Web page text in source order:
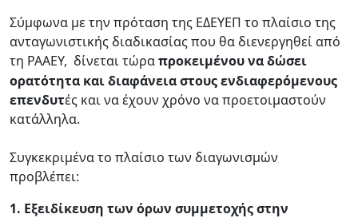
Σύμφωνα με την πρόταση της ΕΔΕΥΕΠ το πλαίσιο της
ανταγωνιστικής διαδικασίας που θα διενεργηθεί από
τη ΡΑΑΕΥ, δίνεται τώραπροκειμένου να δώσει
ορατότητα και διαφάνεια στους ενδιαφερόμενους
επενδυτές και να έχουν χρόνο να προετοιμαστούν
κατάλληλα.
Συγκεκριμένα το πλαίσιο των διαγωνισμών
προβλέπει:
1. Εξειδίκευση των όρων συμμετοχής στην